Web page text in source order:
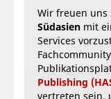
Wir freuen uns
Südasien mit
Services
Publishing
vertreten sein,